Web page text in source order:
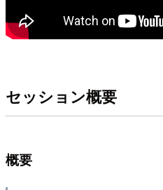
セッション概要
概要